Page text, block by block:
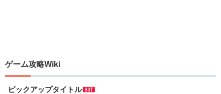
ゲーム攻略Wiki
ピックアップタイトル